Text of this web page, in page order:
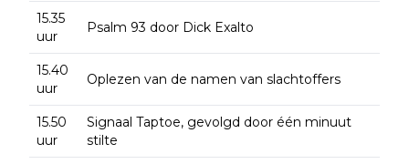
15.35
uur
Psalm 93 door Dick Exalto
15.40
uur
Oplezen van de namen van slachtoffers
15.50
uur
Signaal Taptoe, gevolgd door één minuut
stilte